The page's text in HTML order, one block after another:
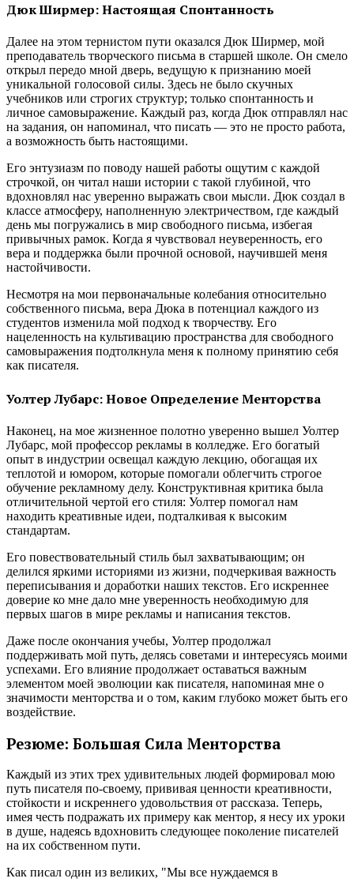
Дюк Ширмер: Настоящая Спонтанность
Далее на этом тернистом пути оказался Дюк Ширмер, мой
преподаватель творческого письма в старшей школе. Он смело
открыл передо мной дверь, ведущую к признанию моей
уникальной голосовой силы. Здесь не было скучных
учебников или строгих структур; только спонтанность и
личное самовыражение. Каждый раз, когда Дюк отправлял нас
на задания, он напоминал, что писать — это не просто работа,
а возможность быть настоящими.
Его энтузиазм по поводу нашей работы ощутим с каждой
строчкой, он читал наши истории с такой глубиной, что
вдохновлял нас уверенно выражать свои мысли. Дюк создал в
классе атмосферу, наполненную электричеством, где каждый
день мы погружались в мир свободного письма, избегая
привычных рамок. Когда я чувствовал неуверенность, его
вера и поддержка были прочной основой, научившей меня
настойчивости.
Несмотря на мои первоначальные колебания относительно
собственного письма, вера Дюка в потенциал каждого из
студентов изменила мой подход к творчеству. Его
нацеленность на культивацию пространства для свободного
самовыражения подтолкнула меня к полному принятию себя
как писателя.
Уолтер Лубарс: Новое Определение Менторства
Наконец, на мое жизненное полотно уверенно вышел Уолтер
Лубарс, мой профессор рекламы в колледже. Его богатый
опыт в индустрии освещал каждую лекцию, обогащая их
теплотой и юмором, которые помогали облегчить строгое
обучение рекламному делу. Конструктивная критика была
отличительной чертой его стиля: Уолтер помогал нам
находить креативные идеи, подталкивая к высоким
стандартам.
Его повествовательный стиль был захватывающим; он
делился яркими историями из жизни, подчеркивая важность
переписывания и доработки наших текстов. Его искреннее
доверие ко мне дало мне уверенность необходимую для
первых шагов в мире рекламы и написания текстов.
Даже после окончания учебы, Уолтер продолжал
поддерживать мой путь, делясь советами и интересуясь моими
успехами. Его влияние продолжает оставаться важным
элементом моей эволюции как писателя, напоминая мне о
значимости менторства и о том, каким глубоко может быть его
воздействие.
Резюме: Большая Сила Менторства
Каждый из этих трех удивительных людей формировал мою
путь писателя по-своему, прививая ценности креативности,
стойкости и искреннего удовольствия от рассказа. Теперь,
имея честь подражать их примеру как ментор, я несу их уроки
в душе, надеясь вдохновить следующее поколение писателей
на их собственном пути.
Как писал один из великих, "Мы все нуждаемся в